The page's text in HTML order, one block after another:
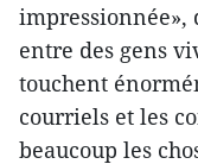
impressionnée»,
entre des gens
touchent
courriels et les
beaucoup les